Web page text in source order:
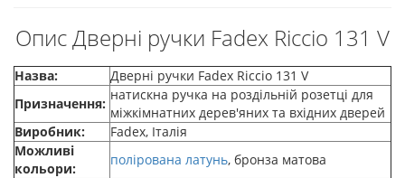
Опис Дверні ручки Fadex Riccio 131 V
Назва:
Дверні ручки Fadex Riccio 131 V
Призначення:
натискна ручка на роздільній розетці для
міжкімнатних дерев'яних та вхідних дверей
Виробник:
Fadex, Італія
Можливі
кольори:
полірована латунь, бронза матова